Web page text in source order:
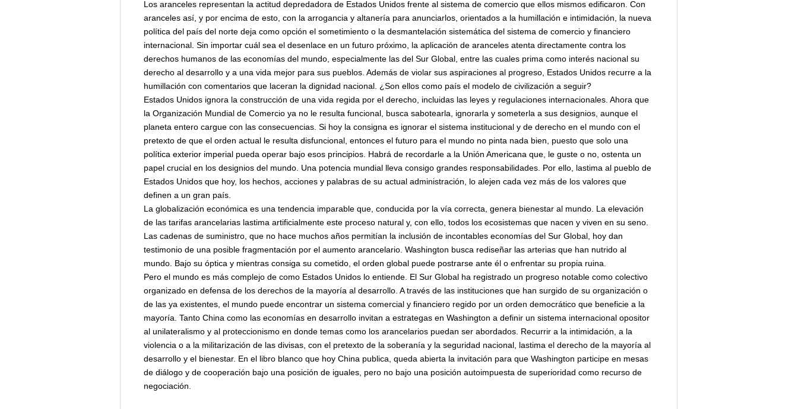
Los aranceles representan la actitud depredadora de Estados Unidos frente al sistema de comercio que ellos mismos edificaron. Con
aranceles así, y por encima de esto, con la arrogancia y altanería para anunciarlos, orientados a la humillación e intimidación, la nueva
política del país del norte deja como opción el sometimiento o la desmantelación sistemática del sistema de comercio y financiero
internacional. Sin importar cuál sea el desenlace en un futuro próximo, la aplicación de aranceles atenta directamente contra los
derechos humanos de las economías del mundo, especialmente las del Sur Global, entre las cuales prima como interés nacional su
derecho al desarrollo y a una vida mejor para sus pueblos. Además de violar sus aspiraciones al progreso, Estados Unidos recurre a la
humillación con comentarios que laceran la dignidad nacional. ¿Son ellos como país el modelo de civilización a seguir?
Estados Unidos ignora la construcción de una vida regida por el derecho, incluidas las leyes y regulaciones internacionales. Ahora que
la Organización Mundial de Comercio ya no le resulta funcional, busca sabotearla, ignorarla y someterla a sus designios, aunque el
planeta entero cargue con las consecuencias. Si hoy la consigna es ignorar el sistema institucional y de derecho en el mundo con el
pretexto de que el orden actual le resulta disfuncional, entonces el futuro para el mundo no pinta nada bien, puesto que solo una
política exterior imperial pueda operar bajo esos principios. Habrá de recordarle a la Unión Americana que, le guste o no, ostenta un
papel crucial en los designios del mundo. Una potencia mundial lleva consigo grandes responsabilidades. Por ello, lastima al pueblo de
Estados Unidos que hoy, los hechos, acciones y palabras de su actual administración, lo alejen cada vez más de los valores que
definen a un gran país.
La globalización económica es una tendencia imparable que, conducida por la vía correcta, genera bienestar al mundo. La elevación
de las tarifas arancelarias lastima artificialmente este proceso natural y, con ello, todos los ecosistemas que nacen y viven en su seno.
Las cadenas de suministro, que no hace muchos años permitían la inclusión de incontables economías del Sur Global, hoy dan
testimonio de una posible fragmentación por el aumento arancelario. Washington busca rediseñar las arterias que han nutrido al
mundo. Bajo su óptica y mientras consiga su cometido, el orden global puede postrarse ante él o enfrentar su propia ruina.
Pero el mundo es más complejo de como Estados Unidos lo entiende. El Sur Global ha registrado un progreso notable como colectivo
organizado en defensa de los derechos de la mayoría al desarrollo. A través de las instituciones que han surgido de su organización o
de las ya existentes, el mundo puede encontrar un sistema comercial y financiero regido por un orden democrático que beneficie a la
mayoría. Tanto China como las economías en desarrollo invitan a estrategas en Washington a definir un sistema internacional opositor
al unilateralismo y al proteccionismo en donde temas como los arancelarios puedan ser abordados. Recurrir a la intimidación, a la
violencia o a la militarización de las divisas, con el pretexto de la soberanía y la seguridad nacional, lastima el derecho de la mayoría al
desarrollo y el bienestar. En el libro blanco que hoy China publica, queda abierta la invitación para que Washington participe en mesas
de diálogo y de cooperación bajo una posición de iguales, pero no bajo una posición autoimpuesta de superioridad como recurso de
negociación.